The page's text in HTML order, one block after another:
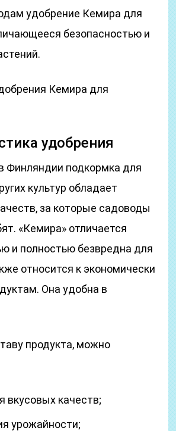
удобрение Кемира для
безопасностью и
Кемира для
удобрения
Финляндии подкормка для
культур обладает
за которые садоводы
«Кемира» отличается
и полностью безвредна для
относится к экономически
Она удобна в
продукта, можно
вкусовых качеств;
урожайности;